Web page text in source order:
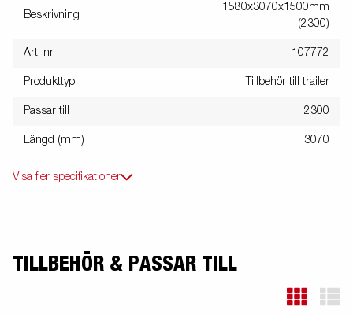
Beskrivning
1580x3070x1500mm
(2300)
Art. nr 107772
Produkttyp Tillbehör till trailer
Passar till 2300
Längd (mm) 3070
Visa fler specifikationer
TILLBEHÖR & PASSAR TILL